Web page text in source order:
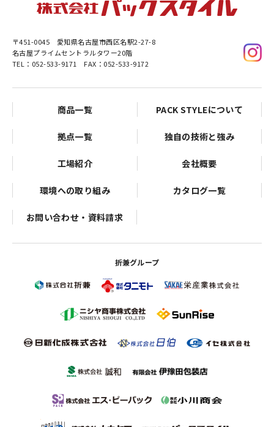
〒451-0045 愛知県名古屋市西区名駅2-27-8
名古屋プライムセントラルタワー20階
TEL：052-533-9171 FAX：052-533-9172
商品一覧 PACK STYLEについて
拠点一覧 独自の技術と強み
工場紹介 会社概要
環境への取り組み カタログ一覧
お問い合わせ・資料請求
折兼グループ